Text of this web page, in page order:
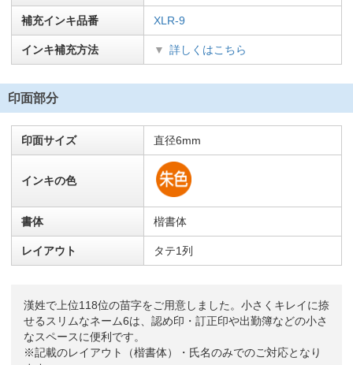
補充インキ品番 XLR-9
インキ補充方法 詳しくはこちら
印面部分
印面サイズ 直径6mm
インキの色
書体 楷書体
レイアウト タテ1列
漢姓で上位118位の苗字をご用意しました。小さくキレイに捺
せるスリムなネーム6は、認め印・訂正印や出勤簿などの小さ
なスペースに便利です。
※記載のレイアウト（楷書体）・氏名のみでのご対応となり